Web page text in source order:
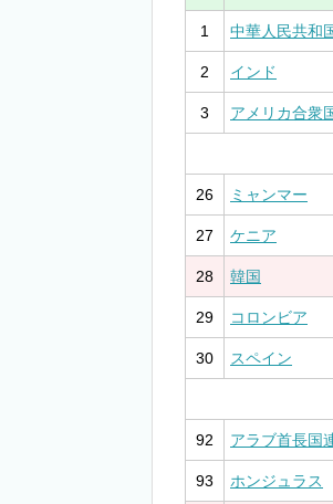
1 中華人民共和
2 インド
3 アメリカ合衆
26 ミャンマー
27 ケニア
28 韓国
29 コロンビア
30 スペイン
92 アラブ首長国
93 ホンジュラス